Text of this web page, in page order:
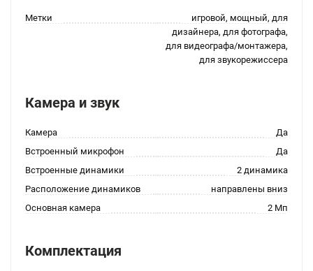
Метки
игровой, мощный, для
дизайнера, для фотографа,
для видеографа/монтажера,
для звукорежиссера
Камера и звук
Камера
Да
Встроенный микрофон
Да
Встроенные динамики
2 динамика
Расположение динамиков
направлены вниз
Основная камера
2 Мп
Комплектация